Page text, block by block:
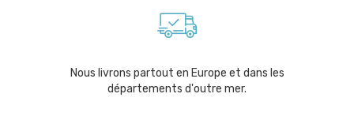
Nous livrons partout en Europe et dans les
départements d'outre mer.